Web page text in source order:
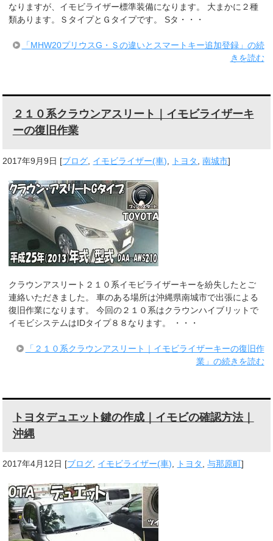
なりますが、イモビライザー標準装備になります。 大まかに２種
類あります。ＳタイプとＧタイプです。 Sタ・・・
「MHW20プリウスG・Ｓの違いとスマートキー追加登録」の続
きを読む
２１０系クラウンアスリート｜イモビライザーキ
ーの復旧作業
2017年9月9日 [ブログ イモビライザー(車) トヨタ ,南城市]
クラウンアスリート２１０系イモビライザーキーを紛失したとご
連絡いただきました。 車のある場所は沖縄県南城市で出張による
復旧作業になります。 今回の２１０系はクラウンハイブリットで
イモビシステムはIDタイプ８８なります。 ・・・
「２１０系クラウンアスリート｜イモビライザーキーの復旧作
業」の続きを読む
トヨタデュエット鍵の作成｜イモビの確認方法｜
沖縄
2017年4月12日 [ブログ イモビライザー(車) トヨタ ,与那原町]